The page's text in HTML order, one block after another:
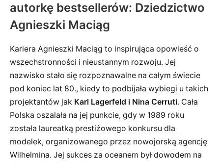
autorkę bestsellerów: Dziedzictwo
Agnieszki Maciąg
Kariera Agnieszki Maciąg to inspirująca opowieść o
wszechstronności i nieustannym rozwoju. Jej
nazwisko stało się rozpoznawalne na całym świecie
pod koniec lat 80., kiedy to podbijała wybiegi u takich
projektantów jak Karl Lagerfeld i Nina Cerruti. Cała
Polska oszalała na jej punkcie, gdy w 1989 roku
została laureatką prestiżowego konkursu dla
modelek, organizowanego przez nowojorską agencję
Wilhelmina. Jej sukces za oceanem był dowodem na